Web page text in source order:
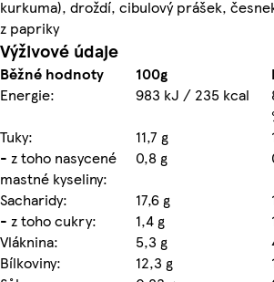
kurkuma), droždí, cibulový prášek,
z papriky
Výživové údaje
Běžné hodnoty 100g
Energie:
983 kJ / 235 kcal
Tuky:
11,7 g
- z toho nasycené
mastné kyseliny:
0,8 g
Sacharidy:
17,6 g
- z toho cukry:
1,4 g
Vláknina:
5,3 g
Bílkoviny:
12,3 g